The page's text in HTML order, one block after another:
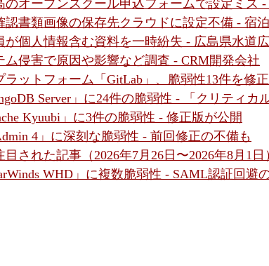
のオープンスクール申込フォームで設定ミス
認書類画像の保存先クラウドに設定不備 - 宿泊
が個人情報含む資料を一時紛失 - 広島県水道
ム侵害で原因や影響など調査 - CRM開発会社
ラットフォーム「GitLab」、脆弱性13件を修正
Server」に24件の脆弱性 - 「クリティカ
Kyuubi」に3件の脆弱性 - 修正版が公開
4」に深刻な脆弱性 - 前回修正の不備も
目された記事（2026年7月26日〜2026年8月1日
WHD」に複数脆弱性 - SAML認証回避